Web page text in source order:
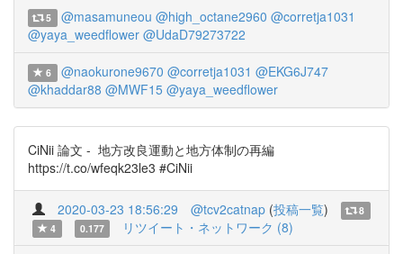
5 @masamuneou @high_octane2960 @corretja1031
@yaya_weedflower @UdaD79273722
6 @naokurone9670 @corretja1031 @EKG6J747
@khaddar88 @MWF15 @yaya_weedflower
CiNii 論文 - 地方改良運動と地方体制の再編
https://t.co/wfeqk23le3 #CiNii
2020-03-23 18:56:29 @tcv2catnap (投稿一覧)
8
4
0.177 リツイート・ネットワーク (8)